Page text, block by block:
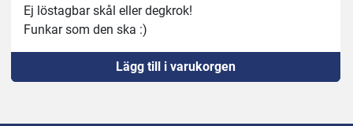
Ej löstagbar skål eller degkrok!
Funkar som den ska :)
Lägg till i varukorgen